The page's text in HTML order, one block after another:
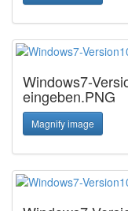
Windows7-
eingeben.PNG
Magnify image